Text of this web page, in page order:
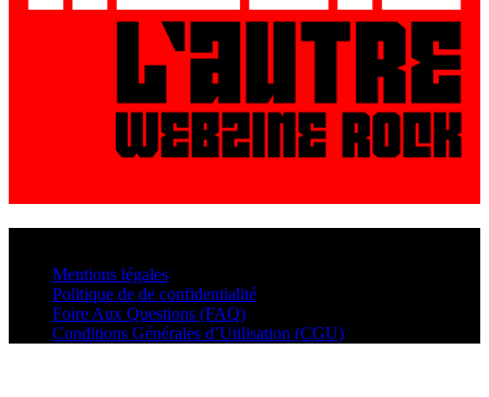
Mentions légales
Politique de de confidentialité
Foire Aux Questions (FAQ)
Conditions Générales d’Utilisation (CGU)